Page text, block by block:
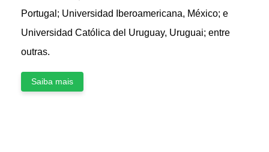
Portugal; Universidad Iberoamericana, México; e
Universidad Católica del Uruguay, Uruguai; entre
outras.
Saiba mais